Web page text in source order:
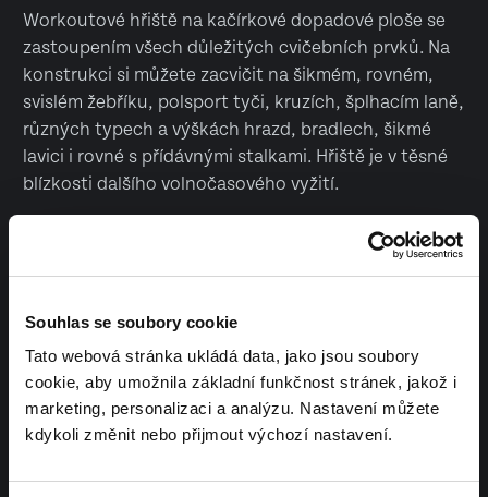
Souhlas se soubory cookie
Tato webová stránka ukládá data, jako jsou soubory
cookie, aby umožnila základní funkčnost stránek, jakož i
marketing, personalizaci a analýzu. Nastavení můžete
kdykoli změnit nebo přijmout výchozí nastavení.
Workoutové hřiště na kačírkové dopadové ploše se
zastoupením všech důležitých cvičebních prvků. Na
konstrukci si můžete zacvičit na šikmém, rovném,
svislém žebříku, polsport tyči, kruzích, šplhacím laně,
různých typech a výškách hrazd, bradlech, šikmé
lavici i rovné s přídávnými stalkami. Hřiště je v těsné
blízkosti dalšího volnočasového vyžití.